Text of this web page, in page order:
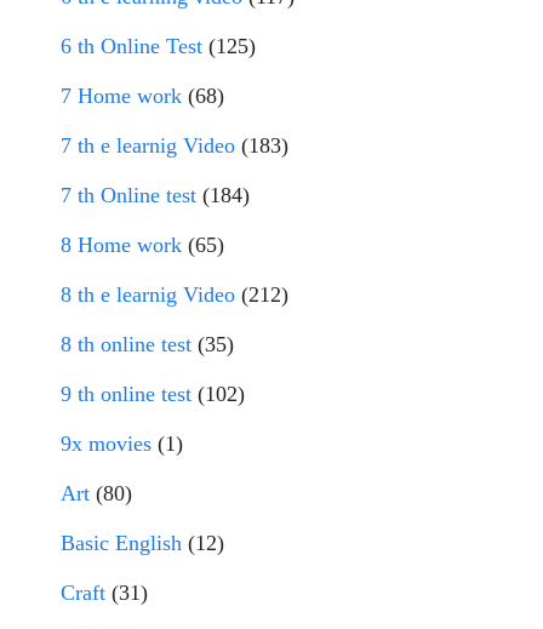
6 th Online Test (125)
7 Home work (68)
7 th e learnig Video (183)
7 th Online test (184)
8 Home work (65)
8 th e learnig Video (212)
8 th online test (35)
9 th online test (102)
9x movies (1)
Art (80)
Basic English (12)
Craft (31)